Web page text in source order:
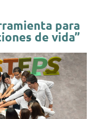
para
de vida”